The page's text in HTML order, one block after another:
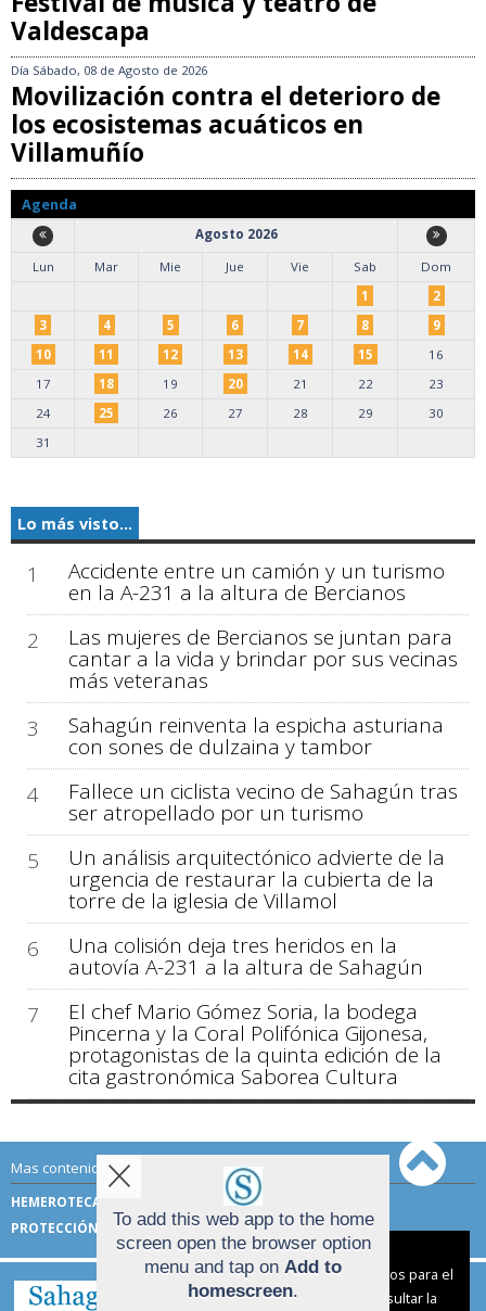
Valdescapa
Día Sábado, 08 de Agosto de 2026
Movilización contra el deterioro de
los ecosistemas acuáticos en
Villamuñío
Agenda
Agosto 2026
Lun
Mar Mie Jue Vie Sab
Dom
1
2
3
4 5 6 7 8
9
10
11 12 13 14 15
16
17
18 19 20 21 22
23
24
25 26 27 28 29
30
31
Lo más visto...
1 Accidente entre un camión y un turismo
en la A-231 a la altura de Bercianos
2
Las mujeres de Bercianos se juntan para
cantar a la vida y brindar por sus vecinas
más veteranas
3
Sahagún reinventa la espicha asturiana
con sones de dulzaina y tambor
4
Fallece un ciclista vecino de Sahagún tras
ser atropellado por un turismo
5
Un análisis arquitectónico advierte de la
urgencia de restaurar la cubierta de la
torre de la iglesia de Villamol
6
Una colisión deja tres heridos en la
autovía A-231 a la altura de Sahagún
7
El chef Mario Gómez Soria, la bodega
Pincerna y la Coral Polifónica Gijonesa,
protagonistas de la quinta edición de la
cita gastronómica Saborea Cultura
Mas contenido de Sahagún Digital:
HEMEROTECA
TÉRMINOS DE USO
PROTECCIÓN DE DATOSTo add this web app to the home
screen open the browser option
menu and tap on Add to
homescreen.
Aviso sobre el Uso de cookies:
Utilizamos cookies nuestras y de terceros para el
funcionamiento del digital. Puedes consultar la